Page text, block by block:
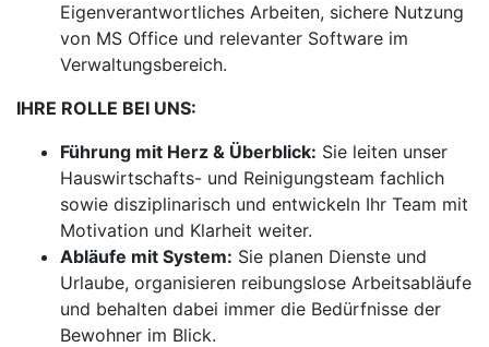
Eigenverantwortliches Arbeiten, sichere Nutzung
von MS Office und relevanter Software im
Verwaltungsbereich.
IHRE ROLLE BEI UNS:
Führung mit Herz & Überblick: Sie leiten unser
Hauswirtschafts- und Reinigungsteam fachlich
sowie disziplinarisch und entwickeln Ihr Team mit
Motivation und Klarheit weiter.
Abläufe mit System: Sie planen Dienste und
Urlaube, organisieren reibungslose Arbeitsabläufe
und behalten dabei immer die Bedürfnisse der
Bewohner im Blick.